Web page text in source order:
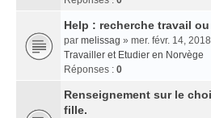
Help : recherche travail
par melissag » mer. févr. 14,
Travailler et Etudier en Norvège
Réponses : 0
Renseignement sur le
fille.